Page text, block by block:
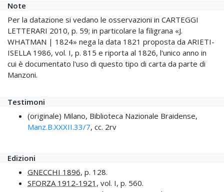
Note
Per la datazione si vedano le osservazioni in CARTEGGI
LETTERARI 2010, p. 59; in particolare la filigrana «J.
WHATMAN | 1824» nega la data 1821 proposta da ARIETI-
ISELLA 1986, vol. I, p. 815 e riporta al 1826, l'unico anno in
cui è documentato l'uso di questo tipo di carta da parte di
Manzoni.
Testimoni
(originale) Milano, Biblioteca Nazionale Braidense,
Manz.B.XXXII.33/7, cc. 2rv
Edizioni
GNECCHI 1896, p. 128.
SFORZA 1912-1921 , vol. I, p. 560.